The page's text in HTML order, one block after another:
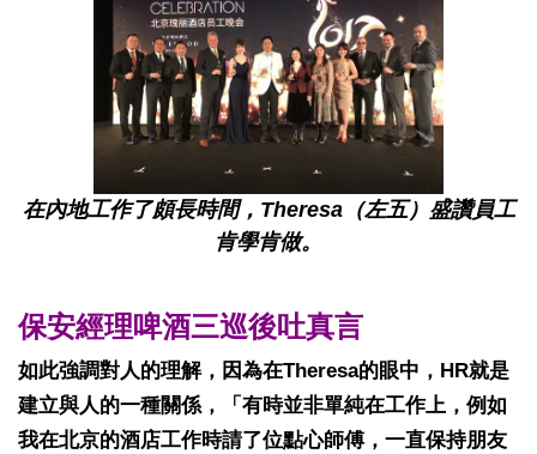
在內地工作了頗長時間，Theresa（左五）盛讚員工
肯學肯做。
保安經理啤酒三巡後吐真言
如此強調對人的理解，因為在Theresa的眼中，HR就是
建立與人的一種關係，「有時並非單純在工作上，例如
我在北京的酒店工作時請了位點心師傅，一直保持朋友